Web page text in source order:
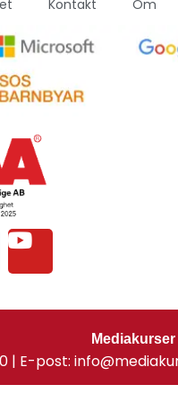
Kontakt Om
| E-post: